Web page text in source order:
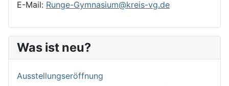
E-Mail: Runge-Gymnasium@kreis-vg.de
Was ist neu?
Ausstellungseröffnung